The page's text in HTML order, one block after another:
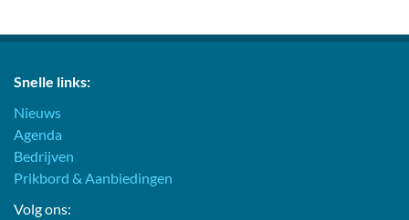
Snelle links:
Nieuws
Agenda
Bedrijven
Prikbord & Aanbiedingen
Volg ons: